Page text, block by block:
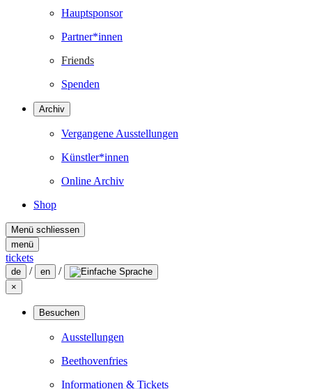
Hauptsponsor
Partner*innen
Friends
Spenden
Archiv
Vergangene Ausstellungen
Künstler*innen
Online Archiv
Shop
Menü schliessen
menü
tickets
de / en /
×
Besuchen
Ausstellungen
Beethovenfries
Informationen & Tickets